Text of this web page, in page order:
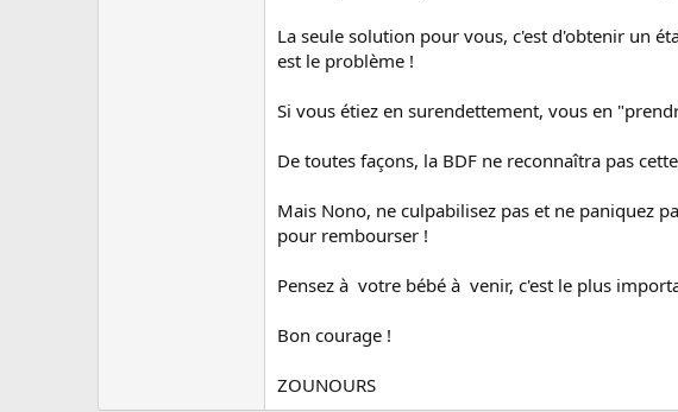
La seule solution pour vous, c'est d'obtenir un
est le problème !
Si vous étiez en surendettement, vous en
De toutes façons, la BDF ne reconnaîtra pas
Mais Nono, ne culpabilisez pas et ne paniquez
pour rembourser !
Pensez à votre bébé à venir, c'est le plus
Bon courage !
ZOUNOURS